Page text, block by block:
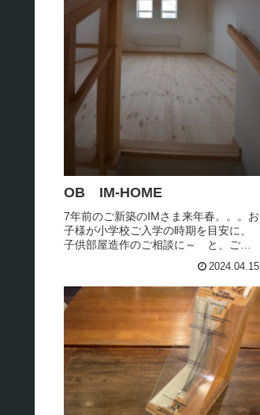
OB IM-HOME
7年前のご新築のIMさま来年春。。。お
子様が小学校ご入学の時期を目安に、
子供部屋造作のご相談に～ と、ご家
だきました♪IくんとNちゃん 2人でニ
コニコ♪ ニコニコ♪ たくさんの笑顔
で とっても癒される時間で...
2024.04.15